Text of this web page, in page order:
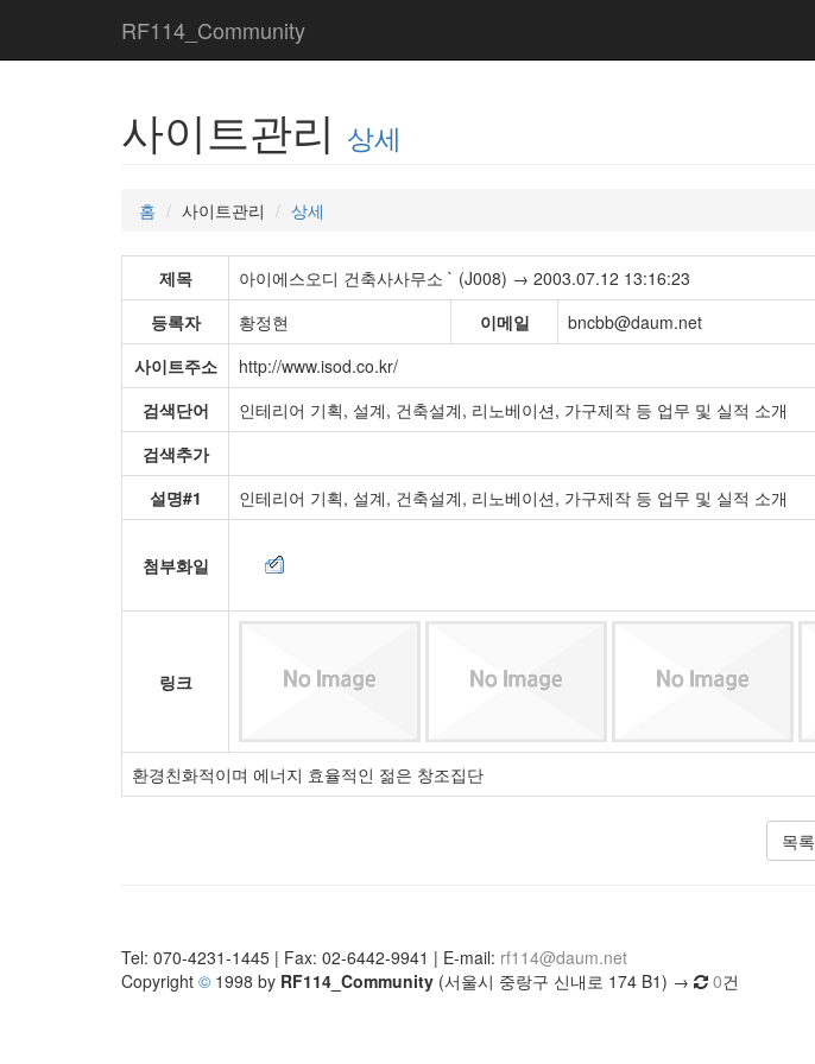
RF114_Community
사이트관리 상세
홈 사이트관리 상세
제목
아이에스오디 건축사사무소 ` (J008) → 2003.07.12 13:16:23
등록자
황정현 이메일 bncbb@daum.net
사이트주소
http://www.isod.co.kr/
검색단어
인테리어 기획, 설계, 건축설계, 리노베이션, 가구제작 등 업무 및 실적 소개
검색추가
설명#1
인테리어 기획, 설계, 건축설계, 리노베이션, 가구제작 등 업무 및 실적 소개
첨부화일
링크
환경친화적이며 에너지 효율적인 젊은 창조집단
목록
Tel: 070-4231-1445 | Fax: 02-6442-9941 | E-mail: rf114@daum.net
Copyright © 1998 by RF114_Community (서울시 중랑구 신내로 174 B1) → 0건